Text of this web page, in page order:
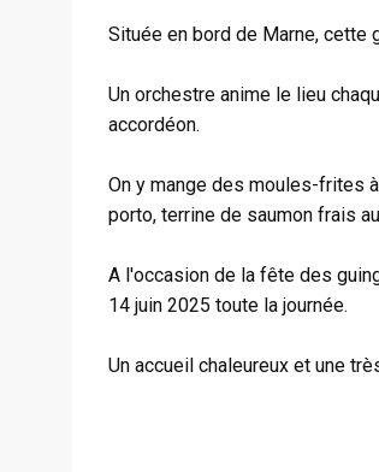
Située en bord de Marne, cette
Un orchestre anime le lieu
accordéon.
On y mange des moules-frites
porto, terrine de saumon frais
A l'occasion de la fête des
14 juin 2025 toute la journée.
Un accueil chaleureux et une